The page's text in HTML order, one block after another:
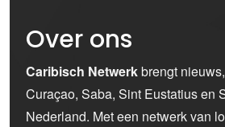
Over ons
Caribisch Netwerkbrengt
Curaçao, Saba, Sint Eustatius en
Nederland. Met een netwerk van